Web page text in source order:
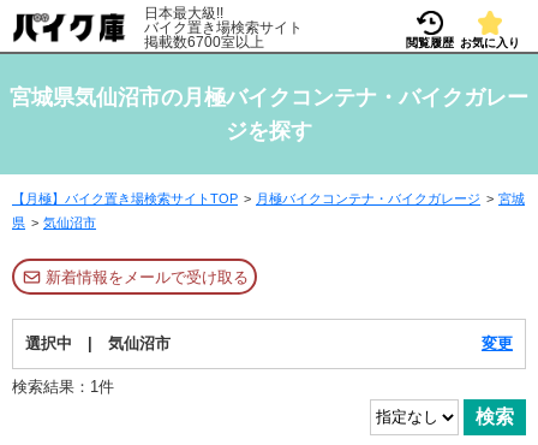
日本最大級!!
バイク置き場検索サイト
掲載数6700室以上
閲覧履歴 お気に入り
宮城県気仙沼市の月極バイクコンテナ・バイクガレー
ジを探す
【月極】バイク置き場検索サイトTOP 月極バイクコンテナ・バイクガレージ
宮城
県
気仙沼市
新着情報をメールで受け取る
選択中 | 気仙沼市 変更
検索結果：1件